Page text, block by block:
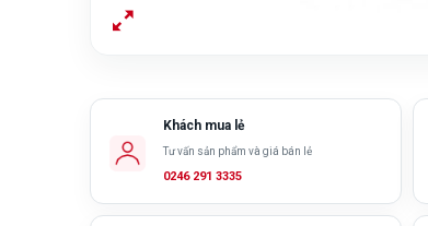
Khách mua lẻ
Tư vấn sản phẩm và giá bán lẻ
0246 291 3335